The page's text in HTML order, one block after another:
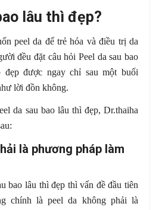
lâu thì đẹp?
peel da để trẻ hóa và điều trị da
đều đặt câu hỏi Peel da sau bao
được ngay chỉ sau một buổi
lời đồn không.
da sau bao lâu thì đẹp, Dr.thaiha
là phương pháp làm
bao lâu thì đẹp thì vấn đề đầu tiên
chính là peel da không phải là